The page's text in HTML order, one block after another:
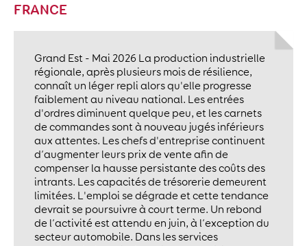
FRANCE
Grand Est - Mai 2026 La production industrielle
régionale, après plusieurs mois de résilience,
connaît un léger repli alors qu'elle progresse
faiblement au niveau national. Les entrées
d'ordres diminuent quelque peu, et les carnets
de commandes sont à nouveau jugés inférieurs
aux attentes. Les chefs d'entreprise continuent
d’augmenter leurs prix de vente afin de
compenser la hausse persistante des coûts des
intrants. Les capacités de trésorerie demeurent
limitées. L'emploi se dégrade et cette tendance
devrait se poursuivre à court terme. Un rebond
de l’activité est attendu en juin, à l’exception du
secteur automobile. Dans les services